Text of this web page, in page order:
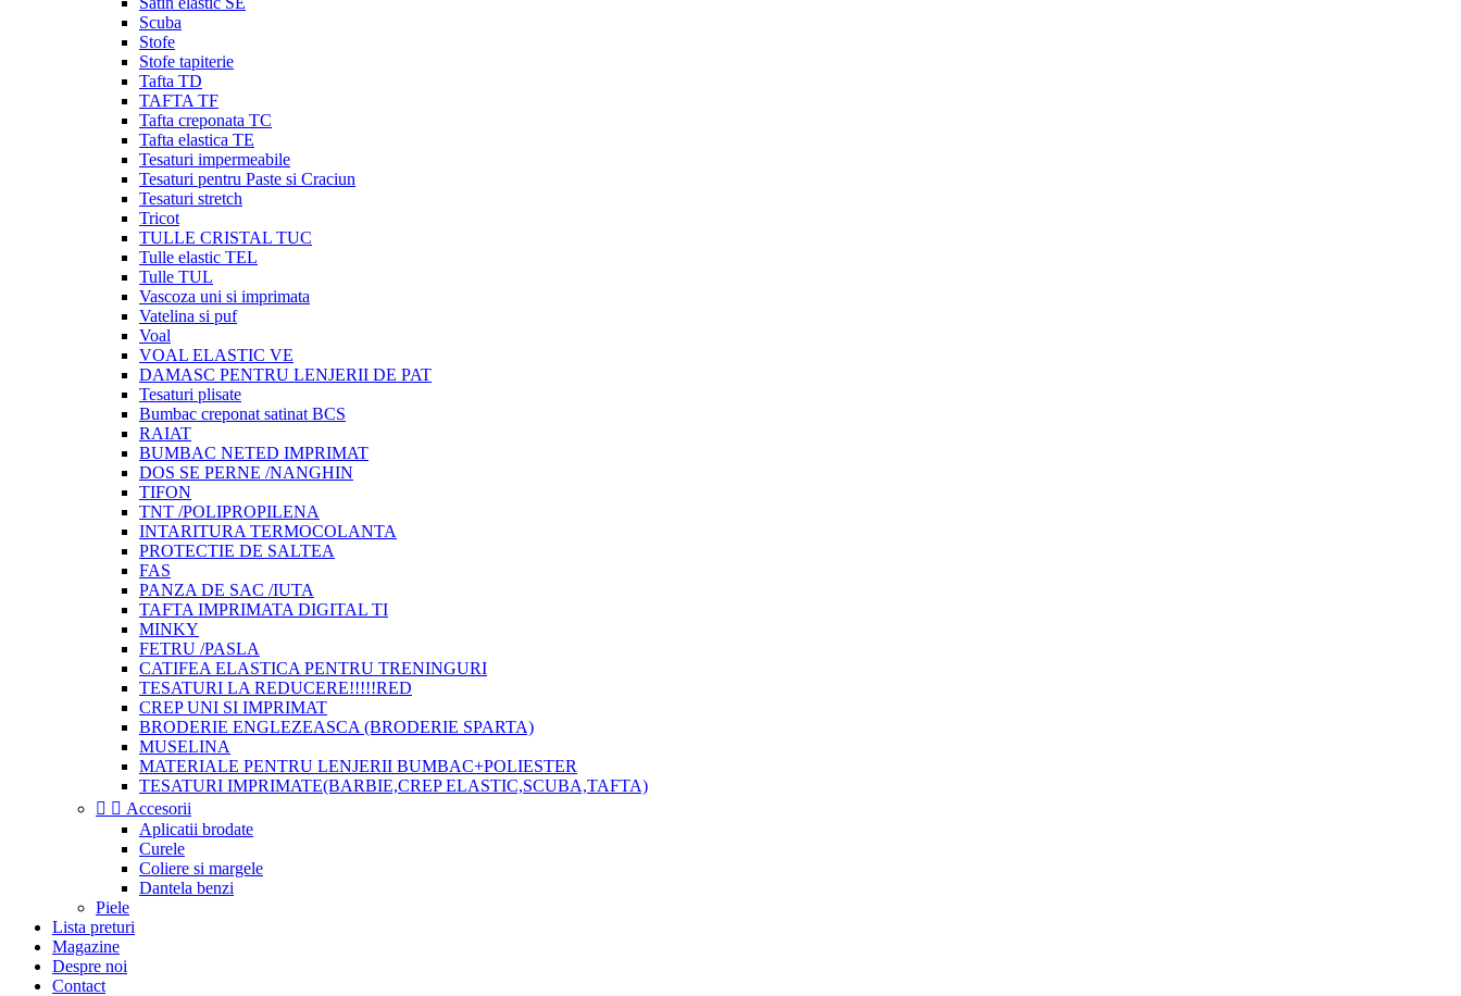
Scuba
Stofe
Stofe tapiterie
Tafta TD
TAFTA TF
Tafta creponata TC
Tafta elastica TE
Tesaturi impermeabile
Tesaturi pentru Paste si Craciun
Tesaturi stretch
Tricot
TULLE CRISTAL TUC
Tulle elastic TEL
Tulle TUL
Vascoza uni si imprimata
Vatelina si puf
Voal
VOAL ELASTIC VE
DAMASC PENTRU LENJERII DE PAT
Tesaturi plisate
Bumbac creponat satinat BCS
RAIAT
BUMBAC NETED IMPRIMAT
DOS SE PERNE /NANGHIN
TIFON
TNT /POLIPROPILENA
INTARITURA TERMOCOLANTA
PROTECTIE DE SALTEA
FAS
PANZA DE SAC /IUTA
TAFTA IMPRIMATA DIGITAL TI
MINKY
FETRU /PASLA
CATIFEA ELASTICA PENTRU TRENINGURI
TESATURI LA REDUCERE!!!!!RED
CREP UNI SI IMPRIMAT
BRODERIE ENGLEZEASCA (BRODERIE SPARTA)
MUSELINA
MATERIALE PENTRU LENJERII BUMBAC+POLIESTER
TESATURI IMPRIMATE(BARBIE,CREP ELASTIC,SCUBA,TAFTA)
  Accesorii
Aplicatii brodate
Curele
Coliere si margele
Dantela benzi
Piele
Lista preturi
Magazine
Despre noi
Contact